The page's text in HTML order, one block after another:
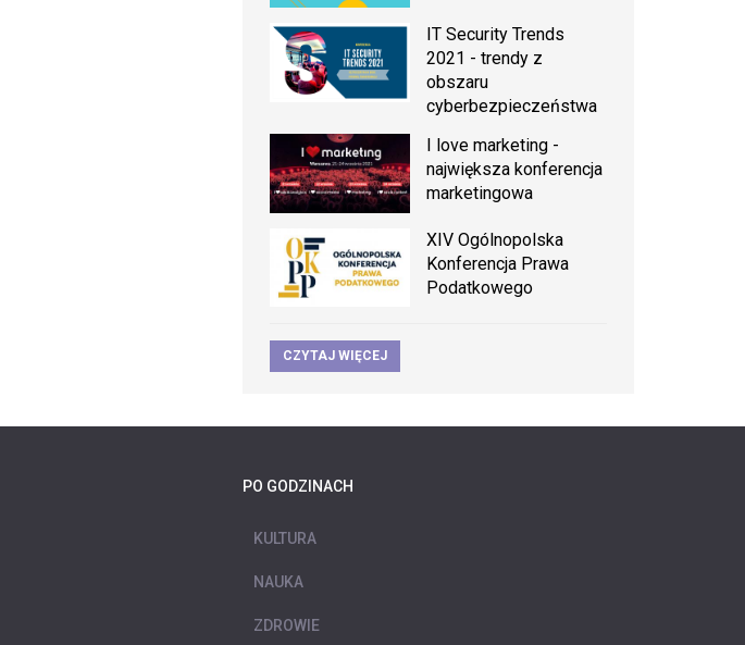
IT Security Trends
2021 - trendy z
obszaru
cyberbezpieczeństwa
I love marketing -
największa konferencja
marketingowa
XIV Ogólnopolska
Konferencja Prawa
Podatkowego
CZYTAJ WIĘCEJ
PO GODZINACH
KULTURA
NAUKA
ZDROWIE